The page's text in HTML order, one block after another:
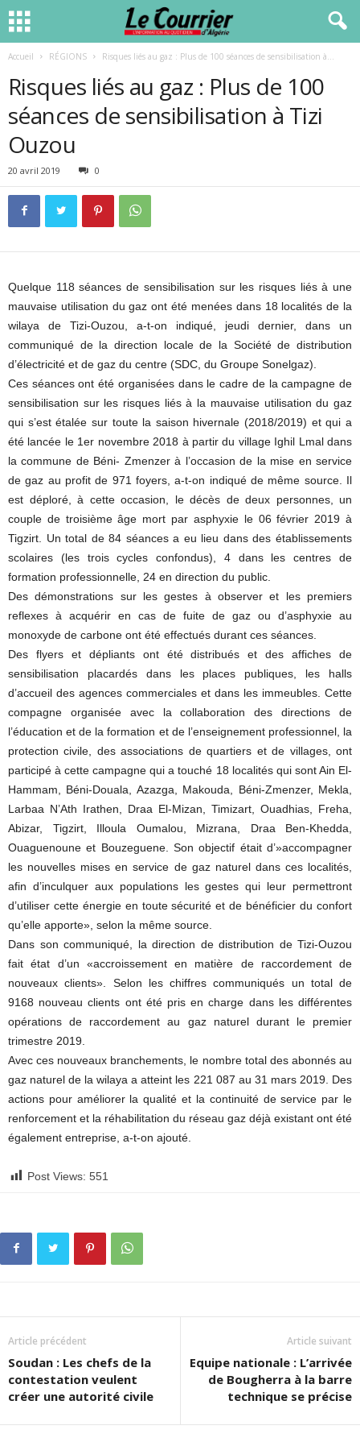
Accueil RÉGIONS Risques liés au gaz : Plus de 100 séances de sensibilisation à...
Risques liés au gaz : Plus de 100
séances de sensibilisation à Tizi
Ouzou
20 avril 2019 0
Quelque 118 séances de sensibilisation sur les risques liés à une
mauvaise utilisation du gaz ont été menées dans 18 localités de la
wilaya de Tizi-Ouzou, a-t-on indiqué, jeudi dernier, dans un
communiqué de la direction locale de la Société de distribution
d’électricité et de gaz du centre (SDC, du Groupe Sonelgaz).
Ces séances ont été organisées dans le cadre de la campagne de
sensibilisation sur les risques liés à la mauvaise utilisation du gaz
qui s’est étalée sur toute la saison hivernale (2018/2019) et qui a
été lancée le 1er novembre 2018 à partir du village Ighil Lmal dans
la commune de Béni- Zmenzer à l’occasion de la mise en service
de gaz au profit de 971 foyers, a-t-on indiqué de même source. Il
est déploré, à cette occasion, le décès de deux personnes, un
couple de troisième âge mort par asphyxie le 06 février 2019 à
Tigzirt. Un total de 84 séances a eu lieu dans des établissements
scolaires (les trois cycles confondus), 4 dans les centres de
formation professionnelle, 24 en direction du public.
Des démonstrations sur les gestes à observer et les premiers
reflexes à acquérir en cas de fuite de gaz ou d’asphyxie au
monoxyde de carbone ont été effectués durant ces séances.
Des flyers et dépliants ont été distribués et des affiches de
sensibilisation placardés dans les places publiques, les halls
d’accueil des agences commerciales et dans les immeubles. Cette
compagne organisée avec la collaboration des directions de
l’éducation et de la formation et de l’enseignement professionnel, la
protection civile, des associations de quartiers et de villages, ont
participé à cette campagne qui a touché 18 localités qui sont Ain El-
Hammam, Béni-Douala, Azazga, Makouda, Béni-Zmenzer, Mekla,
Larbaa N’Ath Irathen, Draa El-Mizan, Timizart, Ouadhias, Freha,
Abizar, Tigzirt, Illoula Oumalou, Mizrana, Draa Ben-Khedda,
Ouaguenoune et Bouzeguene. Son objectif était d’»accompagner
les nouvelles mises en service de gaz naturel dans ces localités,
afin d’inculquer aux populations les gestes qui leur permettront
d’utiliser cette énergie en toute sécurité et de bénéficier du confort
qu’elle apporte», selon la même source.
Dans son communiqué, la direction de distribution de Tizi-Ouzou
fait état d’un «accroissement en matière de raccordement de
nouveaux clients». Selon les chiffres communiqués un total de
9168 nouveau clients ont été pris en charge dans les différentes
opérations de raccordement au gaz naturel durant le premier
trimestre 2019.
Avec ces nouveaux branchements, le nombre total des abonnés au
gaz naturel de la wilaya a atteint les 221 087 au 31 mars 2019. Des
actions pour améliorer la qualité et la continuité de service par le
renforcement et la réhabilitation du réseau gaz déjà existant ont été
également entreprise, a-t-on ajouté.
Post Views: 551
Article précédent
Soudan : Les chefs de la
contestation veulent
créer une autorité civile
Article suivant
Equipe nationale : L’arrivée
de Bougherra à la barre
technique se précise